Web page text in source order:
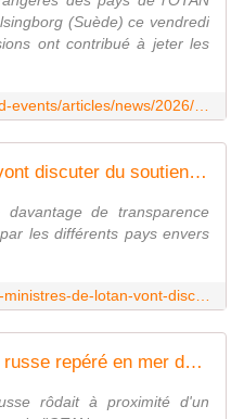
(Suède) ce vendredi
ont contribué à jeter les
Les ministres de l'OTAN vont discuter du soutien continu à l'Ukraine avant le sommet d'Ankara | Euractiv FR
de transparence
les différents pays envers
Un navire de surveillance russe repéré en mer de Norvège près d'un exercice de sous-marins de l'OTAN
rôdait à proximité d'un